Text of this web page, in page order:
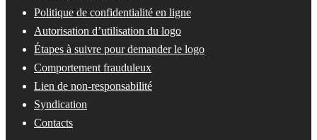
Politique de confidentialité en ligne
Autorisation d’utilisation du logo
Étapes à suivre pour demander le logo
Comportement frauduleux
Lien de non-responsabilité
Syndication
Contacts